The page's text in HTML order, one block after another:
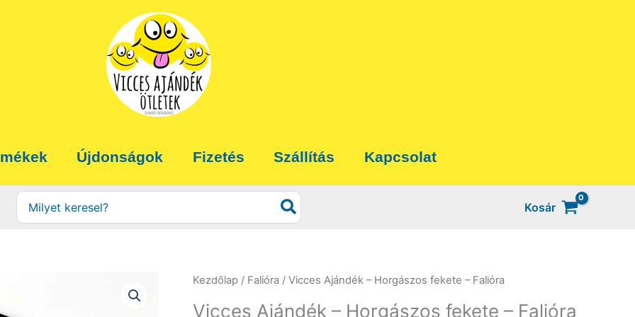
Újdonságok Fizetés Szállítás Kapcsolat
Search
for:
Kosár
Kezdőlap / Falióra / Vicces Ajándék – Horgászos fekete – Falióra
Vicces Ajándék – Horgászos fekete – Falióra